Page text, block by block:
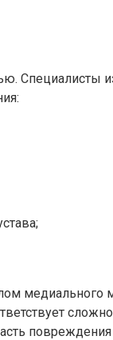
Специалисты
повреждения